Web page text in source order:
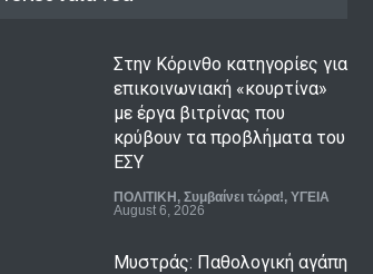
Στην Κόρινθο κατηγορίες για
επικοινωνιακή «κουρτίνα»
με έργα βιτρίνας που
κρύβουν τα προβλήματα του
ΕΣΥ
ΠΟΛΙΤΙΚΗ , Συμβαίνει τώρα!, ΥΓΕΙΑ
August 6, 2026
Μυστράς: Παθολογική αγάπη